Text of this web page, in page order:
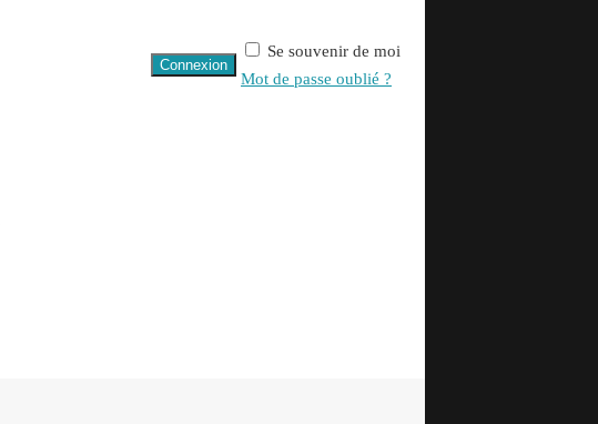
Se souvenir de moi
Mot de passe oublié ?